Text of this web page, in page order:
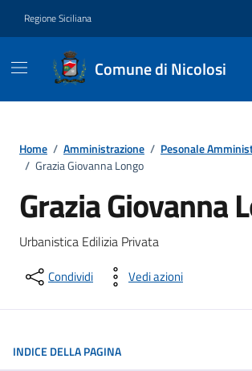
Regione Siciliana
Comune di Nicolosi
Home / Amministrazione / Pesonale
/ Grazia Giovanna Longo
Grazia Giovanna
Urbanistica Edilizia Privata
Condividi Vedi azioni
INDICE DELLA PAGINA